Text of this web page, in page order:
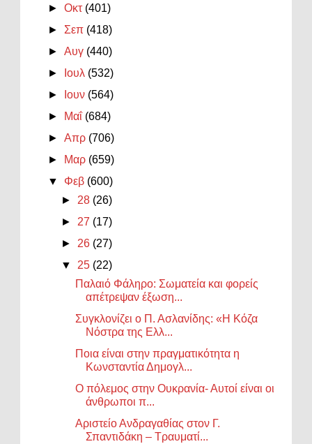
►Οκτ (401)
► Σεπ (418)
►Αυγ (440)
►
Ιουλ (532)
►
Ιουν (564)
►
Μαΐ (684)
►Απρ (706)
►
Μαρ (659)
▼ Φεβ (600)
► 28 (26)
► 27 (17)
► 26 (27)
▼ 25 (22)
Παλαιό Φάληρο: Σωματεία και φορείς
απέτρεψαν έξωση...
Συγκλονίζει ο Π. Ασλανίδης: «Η Κόζα
Νόστρα της Ελλ...
Ποια είναι στην πραγματικότητα η
Κωνσταντία Δημογλ...
Ο πόλεμος στην Ουκρανία- Αυτοί είναι οι
άνθρωποι π...
Αριστείο Ανδραγαθίας στον Γ.
Σπαντιδάκη – Τραυματί...